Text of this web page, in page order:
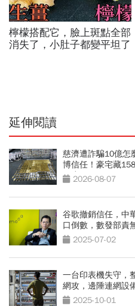
檸檬搭配它，臉上斑點全部
消失了，小肚子都變平坦了
延伸閱讀
慈濟遭詐騙10億怎
博信任！豪宅藏
回應了
2026-08-07
谷歌撤銷信任，中
口倒數，數發部責
2025-07-02
一台印表機失守，
網攻，邊陲連網設
2025-10-01